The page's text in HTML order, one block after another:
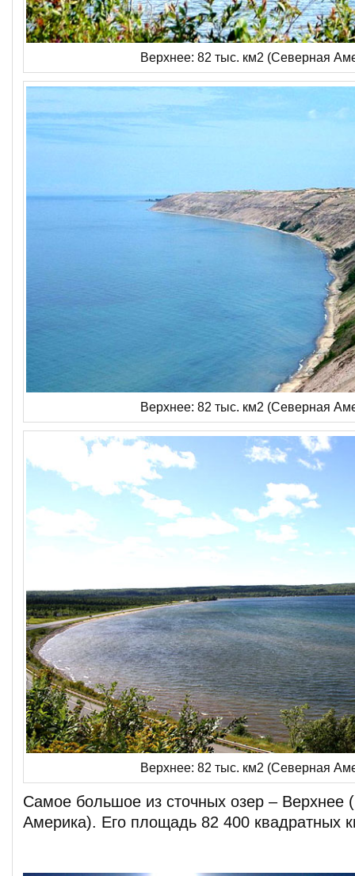
Верхнее: 82 тыс. км2 (Северная
Верхнее: 82 тыс. км2 (Северная
Верхнее: 82 тыс. км2 (Северная
Самое большое из сточных озер – Верхнее
Америка). Его площадь 82 400 квадратных